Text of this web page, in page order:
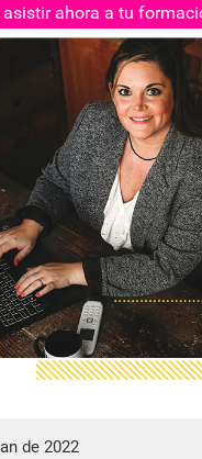
asistir ahora a tu
de 2022